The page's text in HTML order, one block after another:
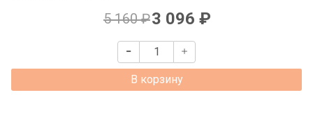
5 160 ₽3 096 ₽
В корзину